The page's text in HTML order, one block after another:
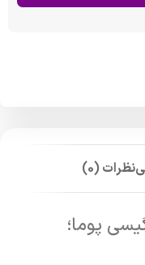
نظرات (0)
پوما؛